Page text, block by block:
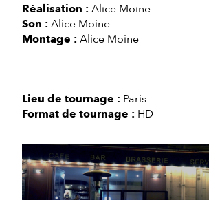
Réalisation : Alice Moine
Son : Alice Moine
Montage : Alice Moine
Lieu de tournage : Paris
Format de tournage : HD